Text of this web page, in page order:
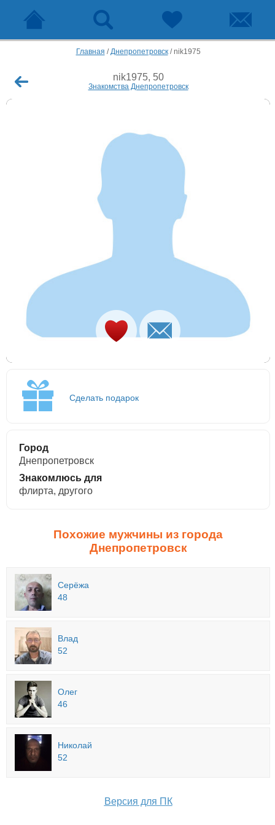
Главная /Днепропетровск/nik1975
nik1975, 50
Знакомства Днепропетровск
Сделать подарок
Город
Днепропетровск
Знакомлюсь для
флирта, другого
Похожие мужчины из города
Днепропетровск
Серёжа
48
Влад
52
Олег
46
Николай
52
Версия для ПК